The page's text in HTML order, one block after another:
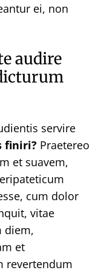
ei, non
audire
servire
finiri? Praetereo
et suavem,
cum dolor
vitae
diem,
et
revertendum